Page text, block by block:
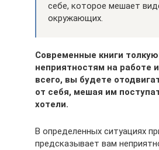
себе, которое мешает
окружающих.
Современные книги
неприятностям на работе
всего, вы будете
от себя, мешая им
хотели.
В определенных ситуациях
предсказывает вам